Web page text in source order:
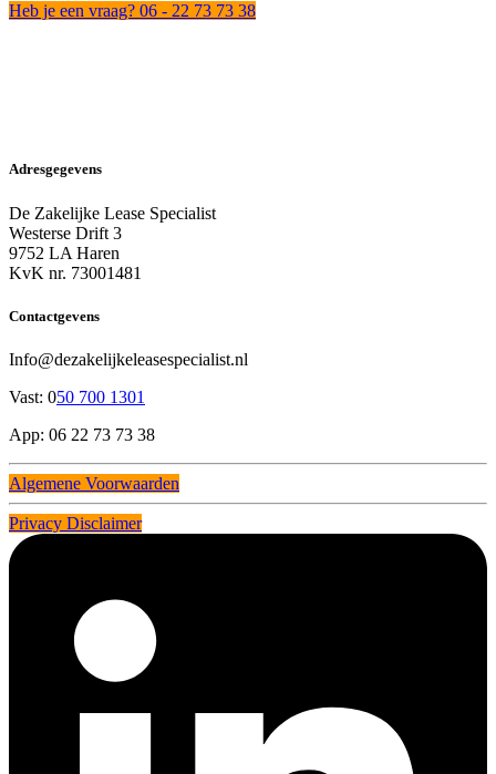
Heb je een vraag? 06 - 22 73 73 38
Adresgegevens
De Zakelijke Lease Specialist
Westerse Drift 3
9752 LA Haren
KvK nr. 73001481
Contactgevens
Info@dezakelijkeleasespecialist.nl
Vast: 050 700 1301
App: 06 22 73 73 38
Algemene Voorwaarden
Privacy Disclaimer